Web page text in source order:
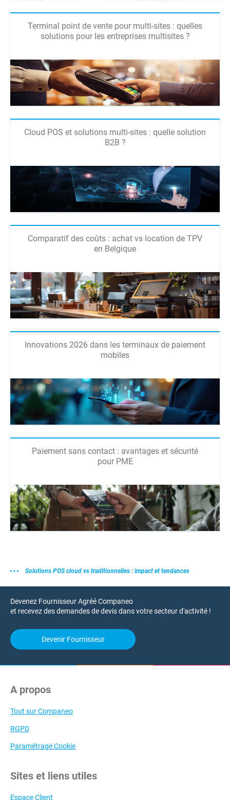
Terminal point de vente pour multi-sites : quelles
solutions pour les entreprises multisites ?
Cloud POS et solutions multi-sites : quelle solution
B2B ?
Comparatif des coûts : achat vs location de TPV
en Belgique
Innovations 2026 dans les terminaux de paiement
mobiles
Paiement sans contact : avantages et sécurité
pour PME
Solutions POS cloud vs traditionnelles : impact et tendances
Devenez Fournisseur Agréé Companeo
et recevez des demandes de devis dans votre secteur d'activité !
Devenir Fournisseur
A propos
Tout sur Companeo
RGPD
Paramétrage Cookie
Sites et liens utiles
Espace Client